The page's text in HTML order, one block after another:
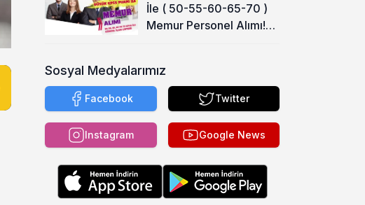
İle ( 50-55-60-65-70 )
Memur Personel Alımı!
Sosyal Medyalarımız
Facebook Twitter
Instagram Google News